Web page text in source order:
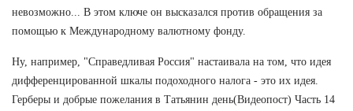
невозможно... В этом ключе он высказался против обращения за
помощью к Международному валютному фонду.
Ну, например, "Справедливая Россия" настаивала на том, что идея
дифференцированной шкалы подоходного налога - это их идея.
Герберы и добрые пожелания в Татьянин день(Видеопост) Часть 14